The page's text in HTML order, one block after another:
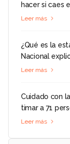
hacer si caes
Leer más
¿Qué es la
Nacional
Leer más
Cuidado con
timar a 71
Leer más